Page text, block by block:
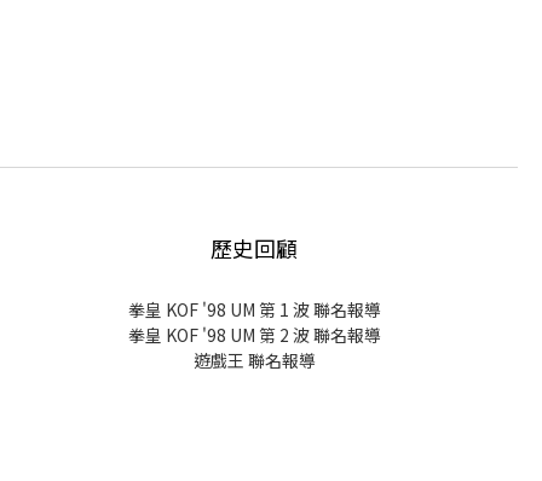
歷史回顧
拳皇 KOF '98 UM 第 1 波 聯名報導
拳皇 KOF '98 UM 第 2 波 聯名報導
遊戲王 聯名報導